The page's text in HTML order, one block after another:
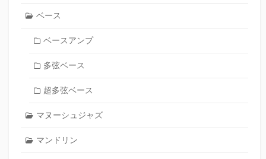
ベース
ベースアンプ
多弦ベース
超多弦ベース
マヌーシュジャズ
マンドリン